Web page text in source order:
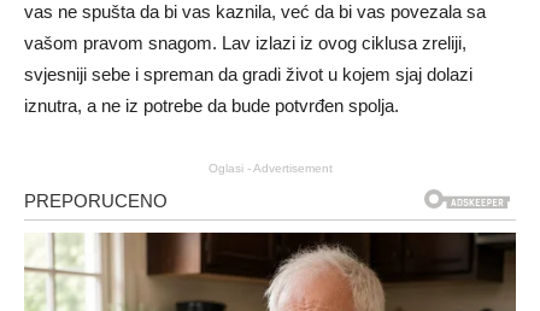
vas ne spušta da bi vas kaznila, već da bi vas povezala sa
vašom pravom snagom. Lav izlazi iz ovog ciklusa zreliji,
svjesniji sebe i spreman da gradi život u kojem sjaj dolazi
iznutra, a ne iz potrebe da bude potvrđen spolja.
Oglasi - Advertisement